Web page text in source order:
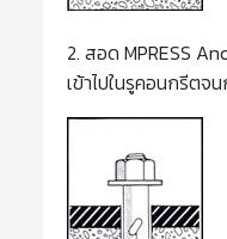
2. สอด MPRESS
เข้าไปในรูคอนกรีต